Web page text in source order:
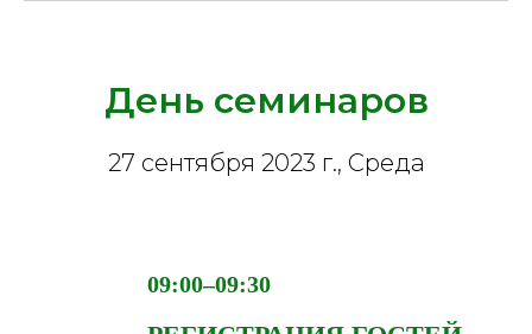
День семинаров
27 сентября 2023 г., Среда
09:00–09:30